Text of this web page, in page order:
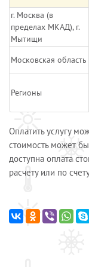
г. Москва (в
пределах МКАД), г.
Мытищи
Московская область
Регионы
Оплатить услугу
стоимость может
доступна оплата
расчету или по